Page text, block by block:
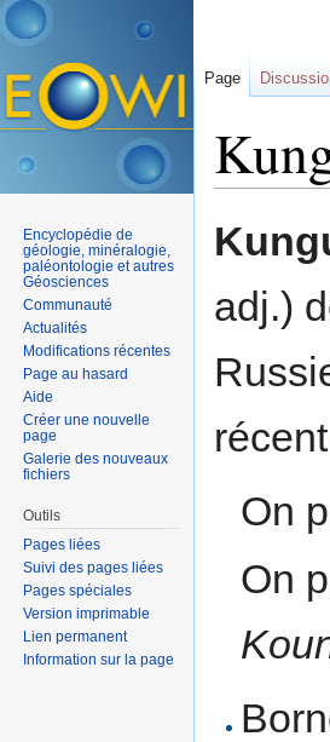
adj.)
récent
On
On
Page
Encyclopédie de
géologie, minéralogie,
paléontologie et autres
Géosciences
Communauté
Actualités
Modifications récentes
Page au hasard
Aide
Créer une nouvelle
page
Galerie des nouveaux
fichiers
Outils
Pages liées
Suivi des pages liées
Pages spéciales
Version imprimable
Lien permanent
Information sur la page